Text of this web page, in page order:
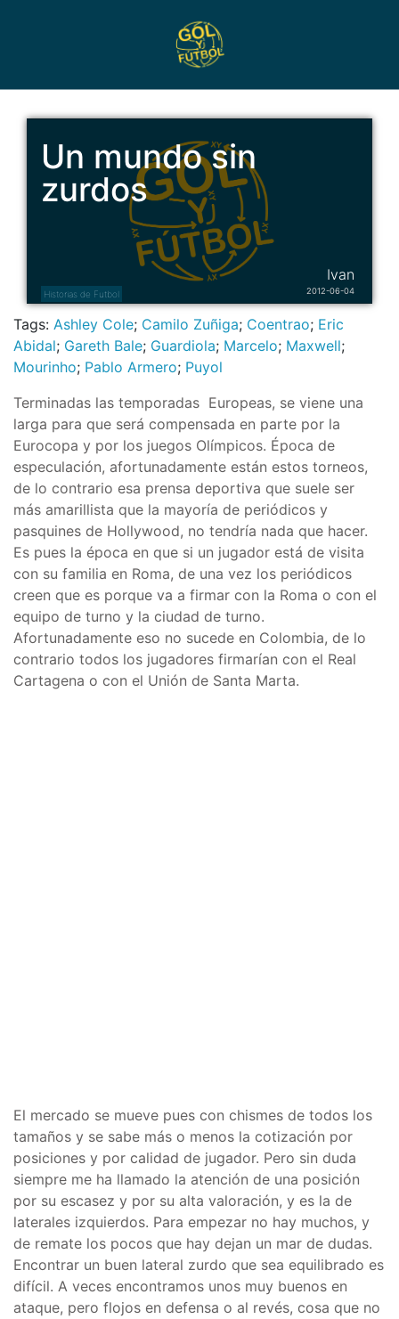
Historias de Futbol
Un mundo sin
zurdos
Ivan
2012-06-04
Tags: Ashley Cole; Camilo Zuñiga; Coentrao; Eric
Abidal; Gareth Bale; Guardiola; Marcelo; Maxwell;
Mourinho; Pablo Armero; Puyol
Terminadas las temporadas Europeas, se viene una
larga para que será compensada en parte por la
Eurocopa y por los juegos Olímpicos. Época de
especulación, afortunadamente están estos torneos,
de lo contrario esa prensa deportiva que suele ser
más amarillista que la mayoría de periódicos y
pasquines de Hollywood, no tendría nada que hacer.
Es pues la época en que si un jugador está de visita
con su familia en Roma, de una vez los periódicos
creen que es porque va a firmar con la Roma o con el
equipo de turno y la ciudad de turno.
Afortunadamente eso no sucede en Colombia, de lo
contrario todos los jugadores firmarían con el Real
Cartagena o con el Unión de Santa Marta.
El mercado se mueve pues con chismes de todos los
tamaños y se sabe más o menos la cotización por
posiciones y por calidad de jugador. Pero sin duda
siempre me ha llamado la atención de una posición
por su escasez y por su alta valoración, y es la de
laterales izquierdos. Para empezar no hay muchos, y
de remate los pocos que hay dejan un mar de dudas.
Encontrar un buen lateral zurdo que sea equilibrado es
difícil. A veces encontramos unos muy buenos en
ataque, pero flojos en defensa o al revés, cosa que no